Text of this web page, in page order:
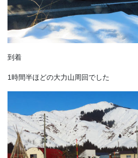
到着
1時間半ほどの大力山周回でした